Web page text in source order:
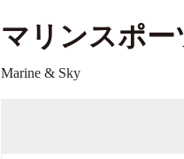
マリンスポ
Marine & Sky